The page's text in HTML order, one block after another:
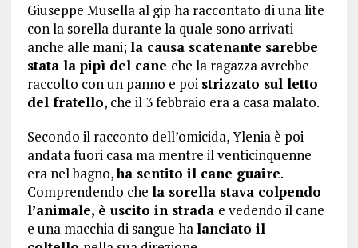
Giuseppe Musella al gip ha raccontato di una lite
con la sorella durante la quale sono arrivati
anche alle mani;la causa scatenante sarebbe
stata la pipì del cane che la ragazza avrebbe
raccolto con un panno e poi strizzato sul letto
del fratello, che il 3 febbraio era a casa malato.
Secondo il racconto dell’omicida, Ylenia è poi
andata fuori casa ma mentre il venticinquenne
era nel bagno,ha sentito il cane guaire.
Comprendendo che la sorella stava colpendo
l’animale, è uscito in strada e vedendo il cane
e una macchia di sangue halanciato il